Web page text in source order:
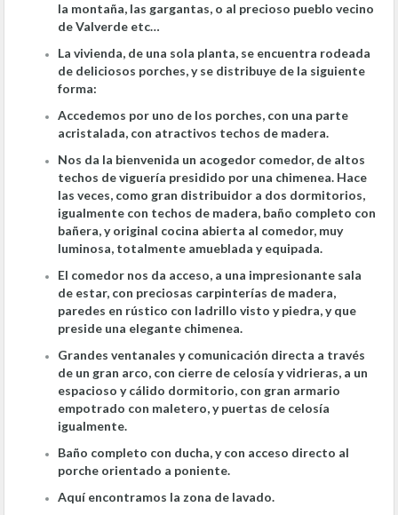
la montaña, las gargantas, o al precioso pueblo vecino
de Valverde etc…
La vivienda, de una sola planta, se encuentra rodeada
de deliciosos porches, y se distribuye de la siguiente
forma:
Accedemos por uno de los porches, con una parte
acristalada, con atractivos techos de madera.
Nos da la bienvenida un acogedor comedor, de altos
techos de viguería presidido por una chimenea. Hace
las veces, como gran distribuidor a dos dormitorios,
igualmente con techos de madera, baño completo con
bañera, y original cocina abierta al comedor, muy
luminosa, totalmente amueblada y equipada.
El comedor nos da acceso, a una impresionante sala
de estar, con preciosas carpinterías de madera,
paredes en rústico con ladrillo visto y piedra, y que
preside una elegante chimenea.
Grandes ventanales y comunicación directa a través
de un gran arco, con cierre de celosía y vidrieras, a un
espacioso y cálido dormitorio, con gran armario
empotrado con maletero, y puertas de celosía
igualmente.
Baño completo con ducha, y con acceso directo al
porche orientado a poniente.
Aquí encontramos la zona de lavado.